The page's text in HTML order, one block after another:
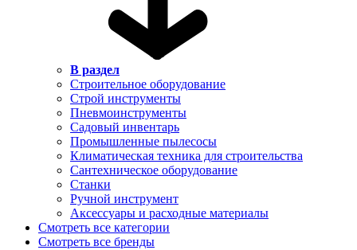
В раздел
Строительное оборудование
Строй инструменты
Пневмоинструменты
Садовый инвентарь
Промышленные пылесосы
Климатическая техника для строительства
Сантехническое оборудование
Станки
Ручной инструмент
Аксессуары и расходные материалы
Смотреть все категории
Смотреть все бренды